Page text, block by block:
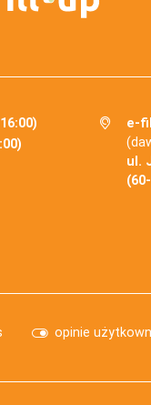
e-
ul.
opinie